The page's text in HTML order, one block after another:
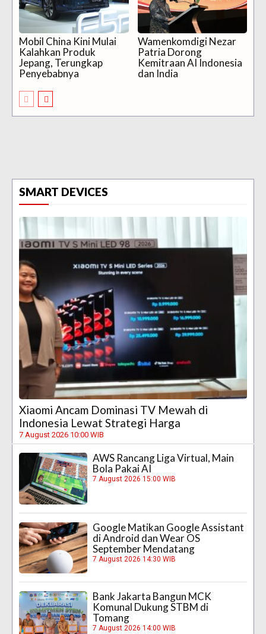
Mobil China Kini Mulai
Kalahkan Produk
Jepang, Terungkap
Penyebabnya
Wamenkomdigi Nezar
Patria Dorong
Kemitraan AI Indonesia
dan India
SMART DEVICES
Xiaomi Ancam Dominasi TV Mewah di
Indonesia Lewat Strategi Harga
7 August 2026 10:00 WIB
AWS Rancang Liga Virtual, Main
Bola Pakai AI
7 August 2026 15:00 WIB
Google Matikan Google Assistant
di Android dan Wear OS
September Mendatang
7 August 2026 14:30 WIB
Bank Jakarta Bangun MCK
Komunal Dukung STBM di
Tomang
7 August 2026 14:00 WIB